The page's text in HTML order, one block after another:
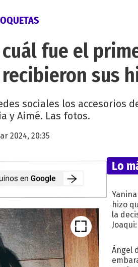
fue el
sus
sociales los accesorios
y Aimé. Las fotos.
2024, 20:35
Lo
hizo
la
Ángel